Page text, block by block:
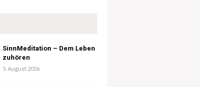
SinnMeditation – Dem Leben
zuhören
5. August 2026